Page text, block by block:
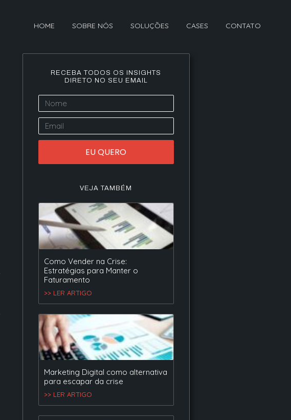
HOME SOBRE NÓS SOLUÇÕES CASES CONTATO
RECEBA TODOS OS INSIGHTS
DIRETO NO SEU EMAIL
EU QUERO
VEJA TAMBÉM
Como Vender na Crise:
Estratégias para Manter o
Faturamento
>> LER ARTIGO
Marketing Digital como alternativa
para escapar da crise
>> LER ARTIGO